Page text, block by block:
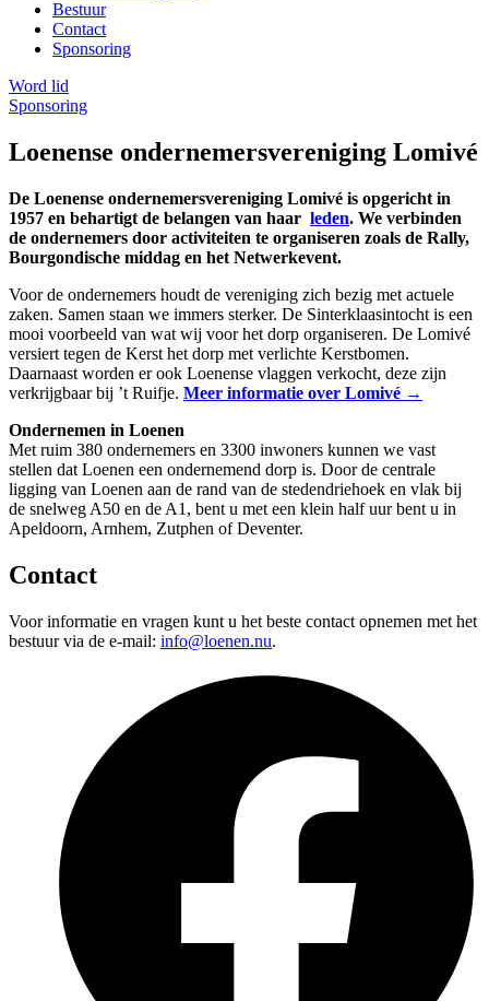
Bestuur
Contact
Sponsoring
Word lid
Sponsoring
Loenense ondernemersvereniging Lomivé
De Loenense ondernemersvereniging Lomivé is opgericht in
1957 en behartigt de belangen van haar leden. We verbinden
de ondernemers door activiteiten te organiseren zoals de Rally,
Bourgondische middag en het Netwerkevent.
Voor de ondernemers houdt de vereniging zich bezig met actuele
zaken. Samen staan we immers sterker. De Sinterklaasintocht is een
mooi voorbeeld van wat wij voor het dorp organiseren. De Lomivé
versiert tegen de Kerst het dorp met verlichte Kerstbomen.
Daarnaast worden er ook Loenense vlaggen verkocht, deze zijn
verkrijgbaar bij ’t Ruifje. Meer informatie over Lomivé →
Ondernemen in Loenen
Met ruim 380 ondernemers en 3300 inwoners kunnen we vast
stellen dat Loenen een ondernemend dorp is. Door de centrale
ligging van Loenen aan de rand van de stedendriehoek en vlak bij
de snelweg A50 en de A1, bent u met een klein half uur bent u in
Apeldoorn, Arnhem, Zutphen of Deventer.
Contact
Voor informatie en vragen kunt u het beste contact opnemen met het
bestuur via de e-mail: info@loenen.nu.